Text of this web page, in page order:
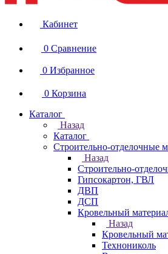
Кабинет
0 Сравнение
0 Избранное
0 Корзина
Каталог
Назад
Каталог
Строительно-отделочные
Назад
Строительно-
Гипсокартон, ГВЛ
ДВП
ДСП
Кровельный
Назад
Кровельный
Технониколь